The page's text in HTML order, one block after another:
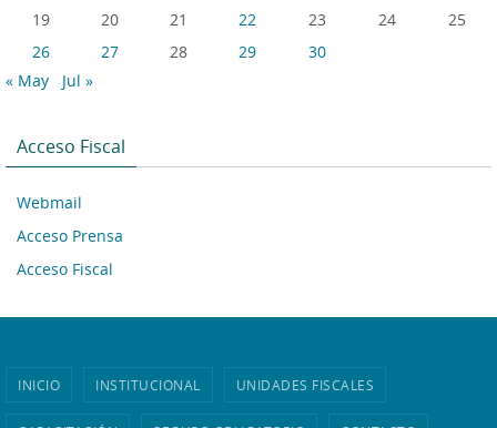
19
20 21 22 23 24
25
26
27 28 29
30
« May
Jul »
Acceso Fiscal
Webmail
Acceso Prensa
Acceso Fiscal
INICIO INSTITUCIONAL UNIDADES FISCALES